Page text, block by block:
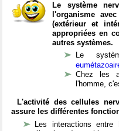
Le système
l'organisme
(extérieur et
appropriées en
autres systèmes.
Le
Chez les
l'homme,
L'activité des cellules
assure les différentes
Les interactions